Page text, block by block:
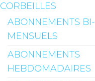
CORBEILLES
ABONNEMENTS BI-
MENSUELS
ABONNEMENTS
HEBDOMADAIRES